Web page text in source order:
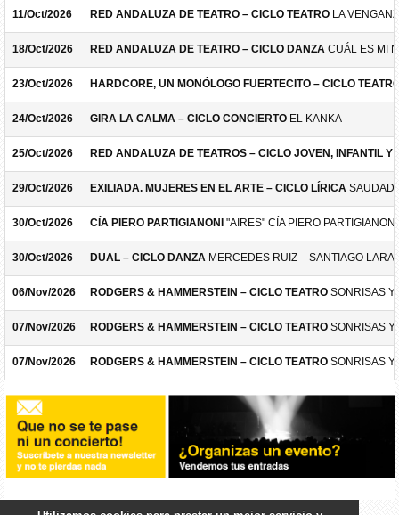
11/Oct/2026 RED ANDALUZA DE TEATRO – CICLO TEATRO LA
18/Oct/2026 RED ANDALUZA DE TEATRO – CICLO DANZA CUÁL ES MI
23/Oct/2026 HARDCORE, UN MONÓLOGO FUERTECITO – CICLO
24/Oct/2026 GIRA LA CALMA – CICLO CONCIERTO EL KANKA
25/Oct/2026 RED ANDALUZA DE TEATROS – CICLO JOVEN, INFANTIL Y
29/Oct/2026 EXILIADA. MUJERES EN EL ARTE – CICLO LÍRICA
30/Oct/2026 CÍA PIERO PARTIGIANONI "AIRES" CÍA PIERO PARTIGIANONI
30/Oct/2026 DUAL – CICLO DANZA MERCEDES RUIZ – SANTIAGO LARA
06/Nov/2026 RODGERS & HAMMERSTEIN – CICLO TEATRO SONRISAS Y
07/Nov/2026 RODGERS & HAMMERSTEIN – CICLO TEATRO SONRISAS Y
07/Nov/2026 RODGERS & HAMMERSTEIN – CICLO TEATRO SONRISAS Y